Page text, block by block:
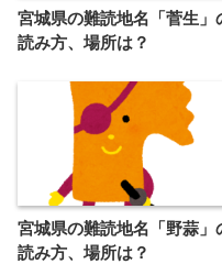
宮城県の難読地名「菅生」
読み方、場所は？
宮城県の難読地名「野蒜」
読み方、場所は？